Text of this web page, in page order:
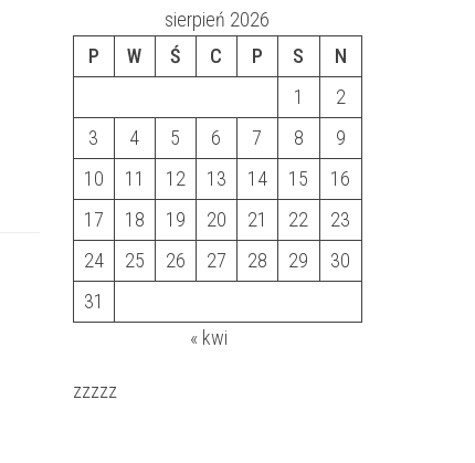
sierpień 2026
P
W Ś C P S
N
1
2
3
4 5 6 7 8
9
10
11 12 13 14 15
16
17
18 19 20 21 22
23
24
25 26 27 28 29
30
31
« kwi
zzzzz